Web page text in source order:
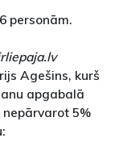
personām.
Agešins, kurš
apgabalā
5%